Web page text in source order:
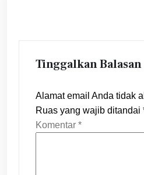
Tinggalkan Balasan
Alamat email Anda tidak
Ruas yang wajib ditandai
Komentar *